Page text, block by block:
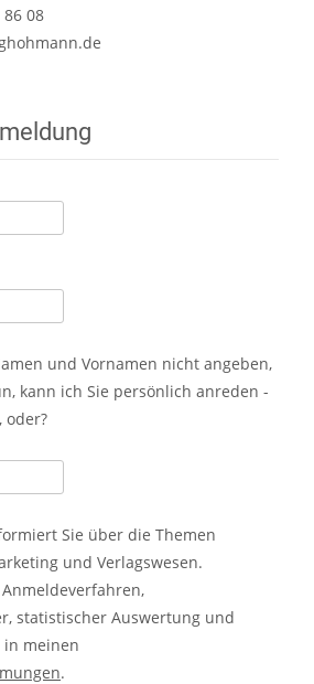
08
und Vornamen nicht angeben,
kann ich Sie persönlich anreden -
oder?
Sie über die Themen
und Verlagswesen.
statistischer Auswertung und
meinen
.